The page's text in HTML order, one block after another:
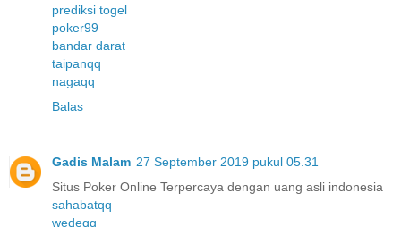
prediksi togel
poker99
bandar darat
taipanqq
nagaqq
Balas
Gadis Malam 27 September 2019 pukul 05.31
Situs Poker Online Terpercaya dengan uang asli indonesia
sahabatqq
wedeqq